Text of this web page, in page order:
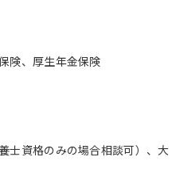
険、厚生年金保険
士資格のみの場合相談可）、大